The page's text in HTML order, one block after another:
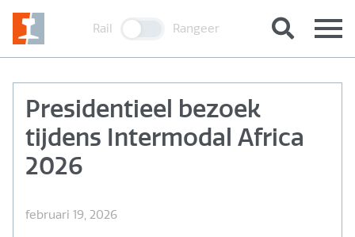
Rail Rangeer
Presidentieel bezoek
tijdens Intermodal Africa
2026
februari 19, 2026